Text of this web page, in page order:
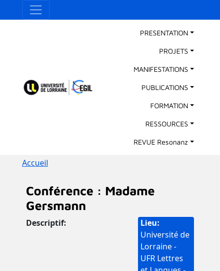
Aller au contenu principal
Main Navigation
PRESENTATION
PROJETS
MANIFESTATIONS
PUBLICATIONS
FORMATION
RESSOURCES
REVUE Resonanz
Fil d'Ariane
Accueil
Conférence : Madame
Gersmann
Descriptif
Lieu
Université de
Lorraine -
UFR Lettres
Panneau de gestion des cookies